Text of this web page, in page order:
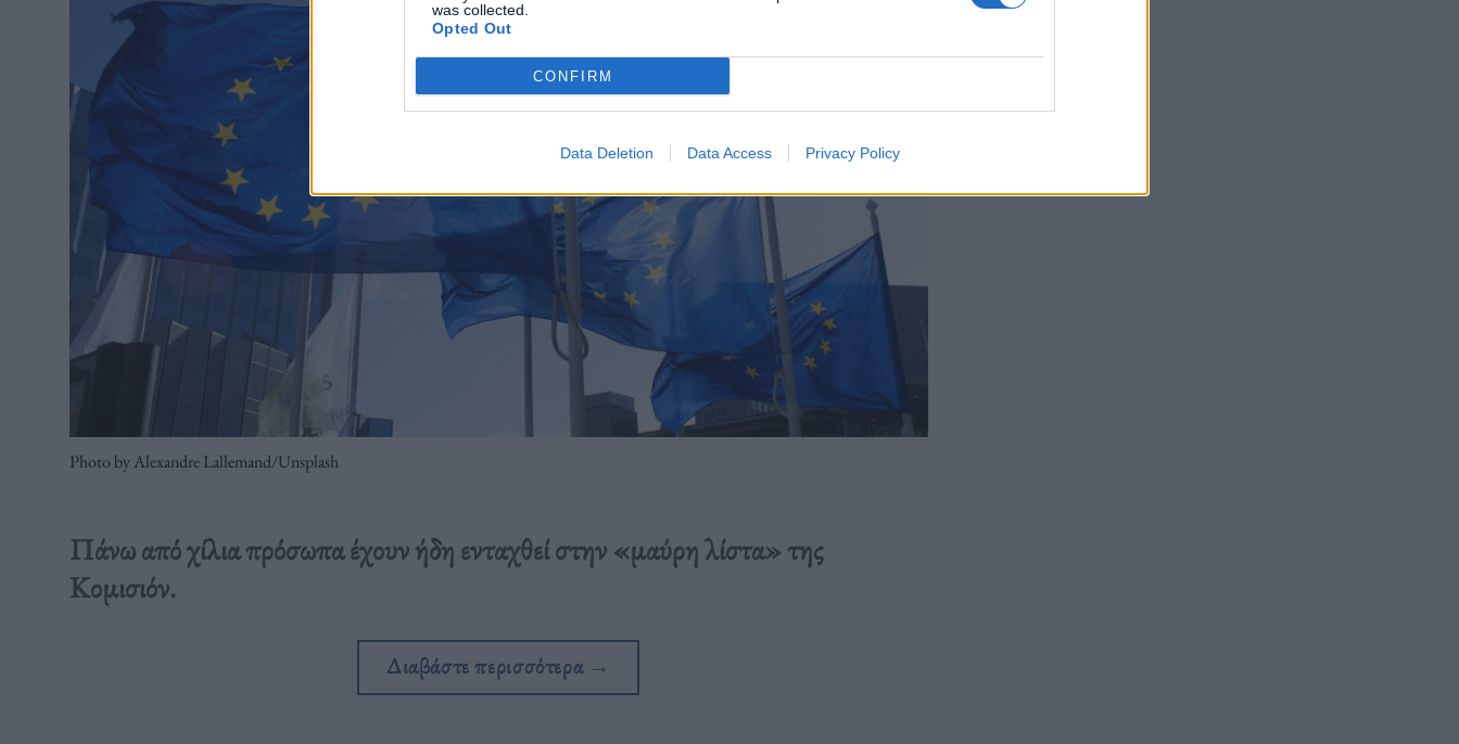
was collected.
Opted Out
CONFIRM
Data Deletion Data Access Privacy Policy
Photo by Alexandre Lallemand/Unsplash
Πάνω από χίλια πρόσωπα έχουν ήδη ενταχθεί στην «μαύρη λίστα» της
Κομισιόν.
Διαβάστε περισσότερα →